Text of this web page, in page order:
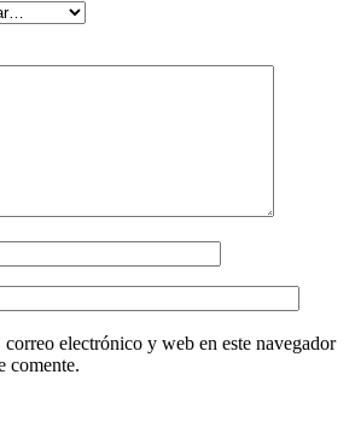
electrónico y web en este navegador
comente.